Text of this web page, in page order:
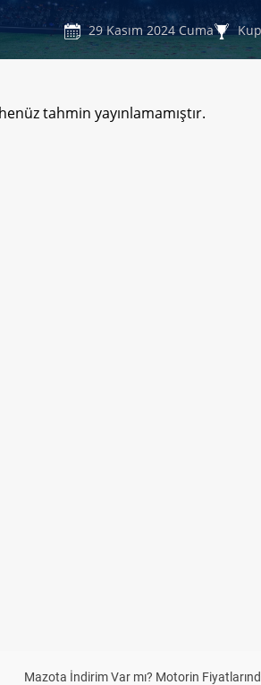
29 Kasım 2024 Cuma
tahmin yayınlamamıştır.
Mazota İndirim Var mı? Motorin